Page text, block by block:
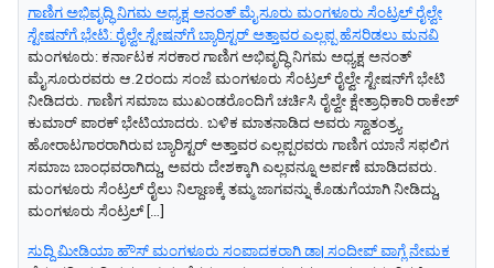
ಗಾಣಿಗ ಅಭಿವೃದ್ಧಿ ನಿಗಮ ಅಧ್ಯಕ್ಷ‌ ಅನಂತ್‌ ಮೈಸೂರು ಮಂಗಳೂರು ಸೆಂಟ್ರಲ್‌ ರೈಲ್ವೇ
ಸ್ಟೇಷನ್‌ಗೆ ಭೇಟಿ: ರೈಲ್ವೇ ಸ್ಟೇಷನ್‌ಗೆ ಬ್ಯಾರಿಸ್ಟರ್‌ ಅತ್ತಾವರ ಎಲ್ಲಪ್ಪ ಹೆಸರಿಡಲು ಮನವಿ
ಮಂಗಳೂರು: ಕರ್ನಾಟಕ ಸರಕಾರ ಗಾಣಿಗ ಅಭಿವೃದ್ಧಿ ನಿಗಮ ಅಧ್ಯಕ್ಷ‌ ಅನಂತ್‌
ಮೈಸೂರುರವರು ಆ.2ರಂದು ಸಂಜೆ ಮಂಗಳೂರು ಸೆಂಟ್ರಲ್‌ ರೈಲ್ವೇ ಸ್ಟೇಷನ್‌ಗೆ ಭೇಟಿ
ನೀಡಿದರು. ಗಾಣಿಗ ಸಮಾಜ ಮುಖಂಡರೊಂದಿಗೆ ಚರ್ಚಿಸಿ ರೈಲ್ವೇ ಕ್ಷೇತ್ರಾಧಿಕಾರಿ ರಾಕೇಶ್‌
ಕುಮಾರ್‌ ಪಾರಕ್‌ ಭೇಟಿಯಾದರು. ಬಳಿಕ ಮಾತನಾಡಿದ ಅವರು ಸ್ವಾತಂತ್ರ್ಯ
ಹೋರಾಟಗಾರರಾಗಿರುವ ಬ್ಯಾರಿಸ್ಟರ್‌ ಅತ್ತಾವರ ಎಲ್ಲಪ್ಪರವರು ಗಾಣಿಗ ಯಾನೆ ಸಫಲಿಗ
ಸಮಾಜ ಬಾಂಧವರಾಗಿದ್ದು, ಅವರು ದೇಶಕ್ಕಾಗಿ ಎಲ್ಲವನ್ನೂ ಅರ್ಪಣೆ ಮಾಡಿದವರು.
ಮಂಗಳೂರು ಸೆಂಟ್ರಲ್‌ ರೈಲು ನಿಲ್ದಾಣಕ್ಕೆ ತಮ್ಮ ಜಾಗವನ್ನು ಕೊಡುಗೆಯಾಗಿ ನೀಡಿದ್ದು,
ಮಂಗಳೂರು ಸೆಂಟ್ರಲ್‌ […]
ಸುದ್ದಿ ಮೀಡಿಯಾ ಹೌಸ್ ಮಂಗಳೂರು ಸಂಪಾದಕರಾಗಿ ಡಾ| ಸಂದೀಪ್ ವಾಗ್ಲೆ ನೇಮಕ